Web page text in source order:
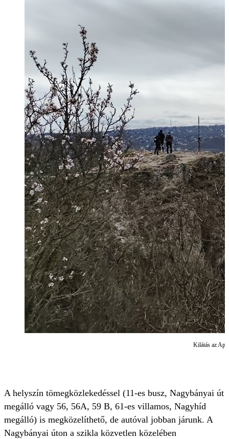
Kilátás az
A helyszín tömegközlekedéssel (11-es busz, Nagybányai út
megálló vagy 56, 56A, 59 B, 61-es villamos, Nagyhíd
megálló) is megközelíthető, de autóval jobban járunk. A
Nagybányai úton a szikla közvetlen közelében